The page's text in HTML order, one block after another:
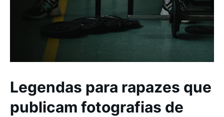
Legendas para rapazes que
publicam fotografias de